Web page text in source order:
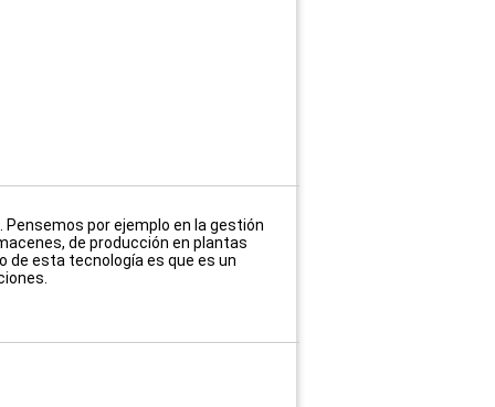
por ejemplo en la gestión
de producción en plantas
de esta tecnología es que es un